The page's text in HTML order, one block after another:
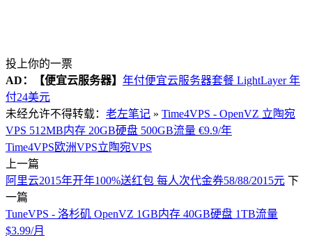
投上你的一票
AD：
【便宜云服务器】 年付便宜云服务器套餐 LightLayer 年
付24美元
未经允许不得转载： 老左笔记 » Time4VPS - OpenVZ 立陶宛
VPS 512MB内存 20GB硬盘 500GB流量 €9.9/年
Time4VPS欧洲VPS立陶宛VPS
上一篇
阿里云2015年开年100%送红包 每人次代金券58/88/2015元 下
一篇
TuneVPS - 洛杉矶 OpenVZ 1GB内存 40GB硬盘 1TB流量
$3.99/月